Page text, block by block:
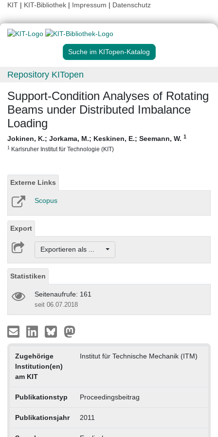
KIT | KIT-Bibliothek | Impressum | Datenschutz
Suche im KITopen-Katalog
Repository KITopen
Support-Condition Analyses of Rotating
Beams under Distributed Imbalance
Loading
Jokinen, K.; Jorkama, M.; Keskinen, E.; Seemann, W. 1
1 Karlsruher Institut für Technologie (KIT)
Externe Links
Scopus
Export
Exportieren als ...
Statistiken
Seitenaufrufe: 161
seit 06.07.2018
Zugehörige
Institution(en)
am KIT
Institut für Technische Mechanik (ITM)
Publikationstyp Proceedingsbeitrag
Publikationsjahr 2011